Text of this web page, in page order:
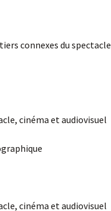
connexes du spectacle
cinéma et audiovisuel
cinéma et audiovisuel